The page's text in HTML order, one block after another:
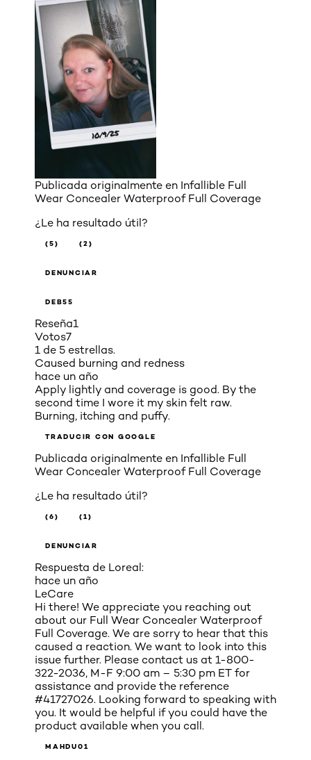
Publicada originalmente en Infallible Full
Wear Concealer Waterproof Full Coverage
¿Le ha resultado útil?
(5) (2)
DENUNCIAR
DEB55
Reseña1
Votos7
1 de 5 estrellas.
Caused burning and redness
hace un año
Apply lightly and coverage is good. By the
second time I wore it my skin felt raw.
Burning, itching and puffy.
TRADUCIR CON GOOGLE
Publicada originalmente en Infallible Full
Wear Concealer Waterproof Full Coverage
¿Le ha resultado útil?
(6) (1)
DENUNCIAR
Respuesta de Loreal:
hace un año
LeCare
Hi there! We appreciate you reaching out
about our Full Wear Concealer Waterproof
Full Coverage. We are sorry to hear that this
caused a reaction. We want to look into this
issue further. Please contact us at 1-800-
322-2036, M-F 9:00 am – 5:30 pm ET for
assistance and provide the reference
#41727026. Looking forward to speaking with
you. It would be helpful if you could have the
product available when you call.
MAHDU01